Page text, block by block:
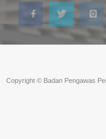
Copyright © Badan Pengawas